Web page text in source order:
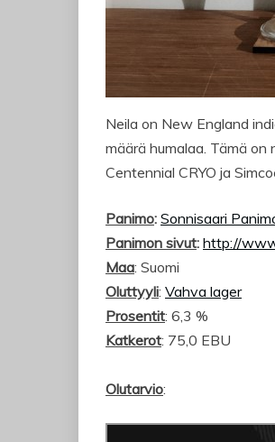
Neila on New England
määrä humalaa. Tämä on
Centennial CRYO ja
Panimo: Sonnisaari
Panimon sivut: http://
Maa: Suomi
Oluttyyli: Vahva lager
Prosentit: 6,3 %
Katkerot: 75,0 EBU
Olutarvio: